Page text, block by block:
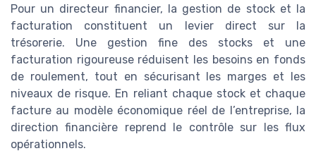
Pour un directeur financier, la gestion de stock et la
facturation constituent un levier direct sur la
trésorerie. Une gestion fine des stocks et une
facturation rigoureuse réduisent les besoins en fonds
de roulement, tout en sécurisant les marges et les
niveaux de risque. En reliant chaque stock et chaque
facture au modèle économique réel de l’entreprise, la
direction financière reprend le contrôle sur les flux
opérationnels.